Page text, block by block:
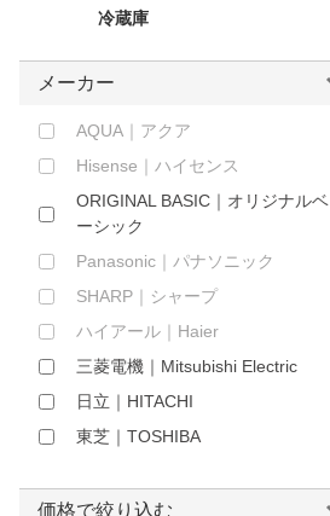
お知らせ
冷蔵庫
メーカー
AQUA｜アクア
Hisense｜ハイセンス
ORIGINAL BASIC｜オリジナルベ
ーシック
Panasonic｜パナソニック
SHARP｜シャープ
ハイアール｜Haier
三菱電機｜Mitsubishi Electric
日立｜HITACHI
東芝｜TOSHIBA
価格で絞り込む